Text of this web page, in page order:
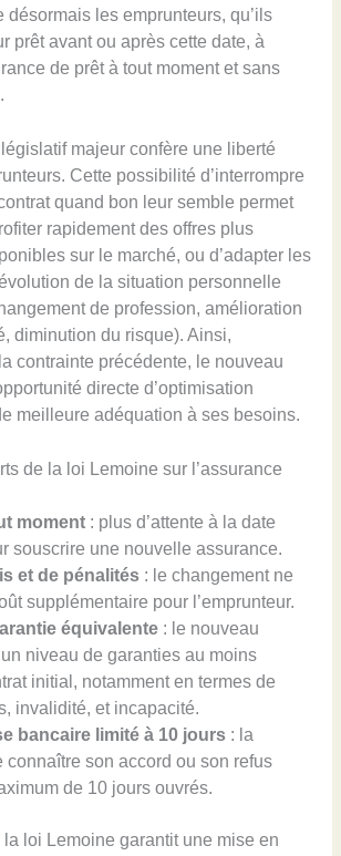
désormais les emprunteurs, qu’ils
prêt avant ou après cette date, à
de prêt à tout moment et sans
majeur confère une liberté
Cette possibilité d’interrompre
quand bon leur semble permet
rapidement des offres plus
sur le marché, ou d’adapter les
de la situation personnelle
de profession, amélioration
diminution du risque). Ainsi,
contrainte précédente, le nouveau
directe d’optimisation
meilleure adéquation à ses besoins.
de la loi Lemoine sur l’assurance
moment: plus d’attente à la date
souscrire une nouvelle assurance.
et de pénalités: le changement ne
supplémentaire pour l’emprunteur.
équivalente: le nouveau
niveau de garanties au moins
initial, notamment en termes de
invalidité, et incapacité.
bancaire limité à 10 jours: la
connaître son accord ou son refus
de 10 jours ouvrés.
la loi Lemoine garantit une mise en